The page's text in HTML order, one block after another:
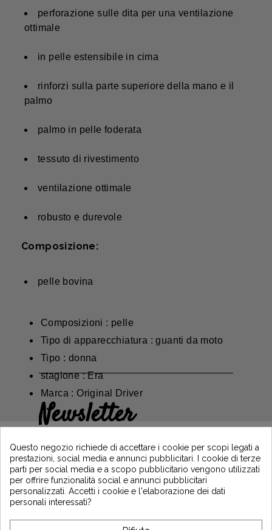
perforazione sulle dita per una ventilazione
ottimale
in pelle estensibile in cima
rinforzi sulla parte superiore della mano e il
palmo
palmo in pelle foderata
tessuto di rivestimento
ventilazione ottimale
robusto e durevole
Composizione:
pelle bovina
Composizioni : pelle
Tipo di apparecchiatura : guanti da moto
Tipo : donna
stagione : Era
Marca : Original Driver
Newsletter
iscrivendoti e resta informato sulle ultime
notizie di Vintage Motors
*Dès 99€ d'achat. En vous abonnant à notre newsletter, vous reconnaissez avoir pris
l'acceptez.
Questo negozio richiede di accettare i cookie per scopi legati a
prestazioni, social media e annunci pubblicitari. I cookie di terze
parti per social media e a scopo pubblicitario vengono utilizzati
per offrire funzionalità social e annunci pubblicitari
personalizzati. Accetti i cookie e l'elaborazione dei dati
personali interessati?